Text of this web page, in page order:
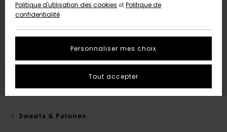
Sweats & Polaires
Politique d'utilisation des cookies etPolitique de
confidentialité
Personnaliser mes choix
Tout accepter